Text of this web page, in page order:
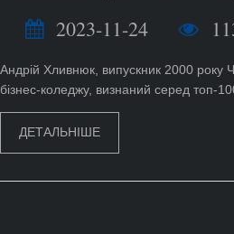
2023-11-24
Андрій Хливнюк, випускник 2000 року
бізнес-коледжу, визнаний серед топ-
ДЕТАЛЬНІШЕ